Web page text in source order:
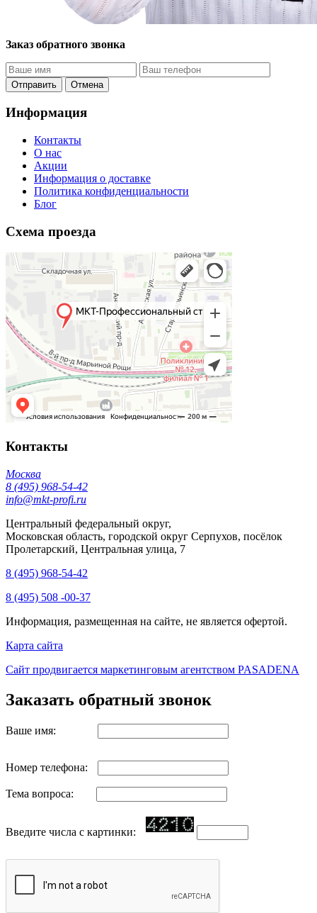
Заказ обратного звонка
Отправить Отмена
Информация
Контакты
O нас
Акции
Информация о доставке
Политика конфиденциальности
Блог
Схема проезда
Контакты
Москва
8 (495) 968-54-42
info@mkt-profi.ru
Центральный федеральный округ,
Московская область, городской округ Серпухов, посёлок
Пролетарский, Центральная улица, 7
8 (495) 968-54-42
8 (495) 508 -00-37
Информация, размещенная на сайте, не является офертой.
Карта сайта
Сайт продвигается маркетинговым агентством PASADENA
Заказать обратный звонок
Ваше имя:
Номер телефона:
Тема вопроса:
Введите числа с картинки: